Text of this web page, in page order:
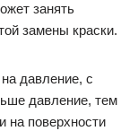
занять
замены краски.
давление, с
давление, тем
на поверхности